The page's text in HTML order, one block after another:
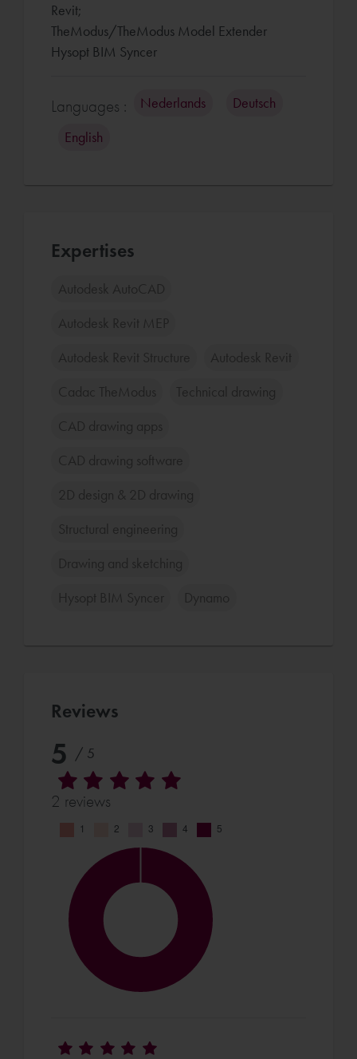
Revit;
TheModus/TheModus Model Extender
Hysopt BIM Syncer
Languages : Nederlands Deutsch
English
Expertises
Autodesk AutoCAD
Autodesk Revit MEP
Autodesk Revit Structure Autodesk Revit
Cadac TheModus Technical drawing
CAD drawing apps
CAD drawing software
2D design & 2D drawing
Structural engineering
Drawing and sketching
Hysopt BIM Syncer Dynamo
Reviews
5 / 5
2 reviews